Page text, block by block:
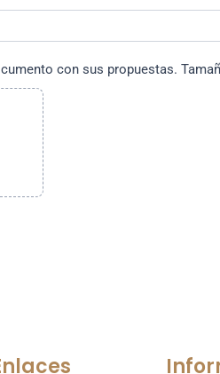
con sus propuestas.